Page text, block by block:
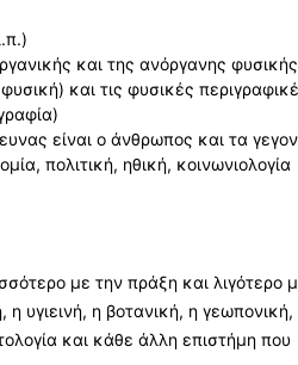
και της ανόργανης
και τις φυσικές
είναι ο άνθρωπος και τα
πολιτική, ηθική, κοινωνιολογία
με την πράξη και λιγότερο
υγιεινή, η βοτανική, η γεωπονική,
και κάθε άλλη επιστήμη που